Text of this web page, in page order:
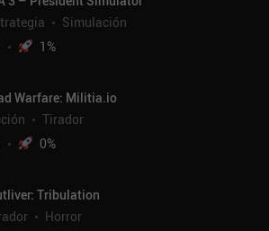
Simulación
1%
Warfare: Militia.io
Tirador
0%
Tribulation
Horror